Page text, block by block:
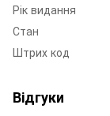
Рік видання
Стан
Штрих код
Відгуки